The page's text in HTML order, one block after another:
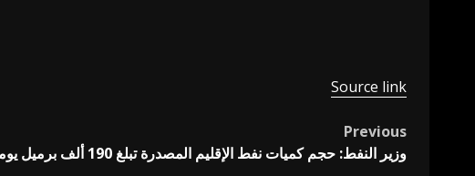
Source link
Post
Previous
وزير النفط: حجم كميات نفط الإقليم المصدرة تبلغ 190 ألف برميل يومياً